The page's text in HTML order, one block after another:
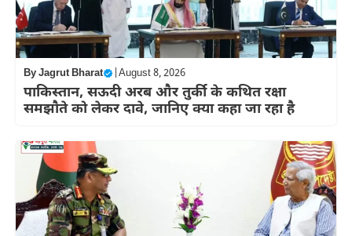
ByJagrut Bharat August 8, 2026
पाकिस्तान, सऊदी अरब और तुर्की के कथित रक्षा
समझौते को लेकर दावे, जानिए क्या कहा जा रहा है